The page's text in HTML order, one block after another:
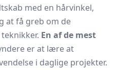
med en hårvinkel,
at få greb om de
En af de mest
er at lære at
i daglige projekter.